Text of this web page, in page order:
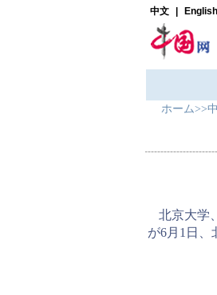
ホーム>>
北京大学
が6月1日、